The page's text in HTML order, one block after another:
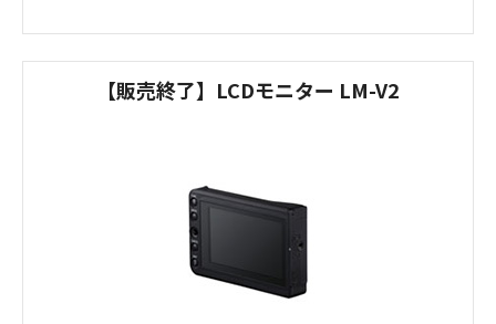
【販売終了】LCDモニター LM-V2